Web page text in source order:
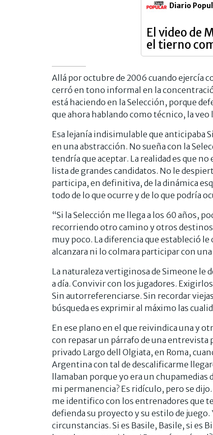
Diario
El video de
el tierno
Allá por octubre de 2006 cuando ejercía
cerró en tono informal en la
está haciendo en la Selección, porque
que ahora hablando como técnico, la veo
Esa lejanía indisimulable que anticipaba
en una abstracción. No sueña con la
tendría que aceptar. La realidad es que
lista de grandes candidatos. No le
participa, en definitiva, de la dinámica
todo de lo que ocurre y de lo que podría
“Si la Selección me llega a los 60 años,
recorriendo otro camino y otros
muy poco. La diferencia que estableció
alcanzara ni lo colmara participar con
La naturaleza vertiginosa de Simeone le
a día. Convivir con los jugadores.
Sin autorreferenciarse. Sin recordar
búsqueda es exprimir al máximo las
En ese plano en el que reivindica una y
con repasar un párrafo de una entrevista
privado Largo dell Olgiata, en Roma,
Argentina con tal de descalificarme
llamaban porque yo era un chupamedias
mi permanencia? Es ridículo, pero se
me identifico con los entrenadores que
defienda su proyecto y su estilo de
circunstancias. Si es Basile, Basile, si es